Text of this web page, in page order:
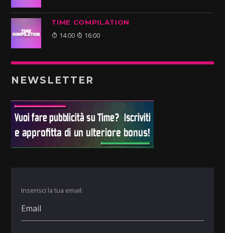
TIME COMPILATION
14:00 16:00
NEWSLETTER
Inserisci la tua email: